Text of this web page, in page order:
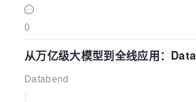
0
从万亿级大模型到全线应用：
企业构建全链路 Trace 数据管道
Databend